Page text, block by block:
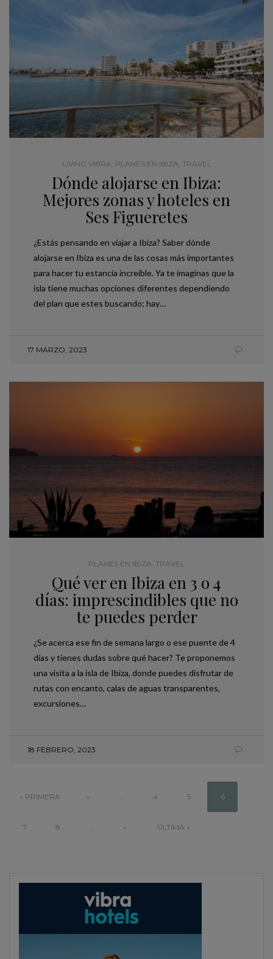
LIVING VIBRA PLANES EN IBIZA TRAVEL
Dónde alojarse en Ibiza:
Mejores zonas y hoteles en
Ses Figueretes
¿Estás pensando en viajar a Ibiza? Saber dónde
alojarse en Ibiza es una de las cosas más importantes
para hacer tu estancia increíble. Ya te imaginas que la
isla tiene muchas opciones diferentes dependiendo
del plan que estes buscando; hay…
17 MARZO, 2023
PLANES EN IBIZA, TRAVEL
Qué ver en Ibiza en 3 o 4
días: imprescindibles que no
te puedes perder
¿Se acerca ese fin de semana largo o ese puente de 4
días y tienes dudas sobre qué hacer? Te proponemos
una visita a la isla de Ibiza, donde puedes disfrutar de
rutas con encanto, calas de aguas transparentes,
excursiones…
18 FEBRERO, 2023
« PRIMERA « ... 4 5 6
7 8 ... » ÚLTIMA »